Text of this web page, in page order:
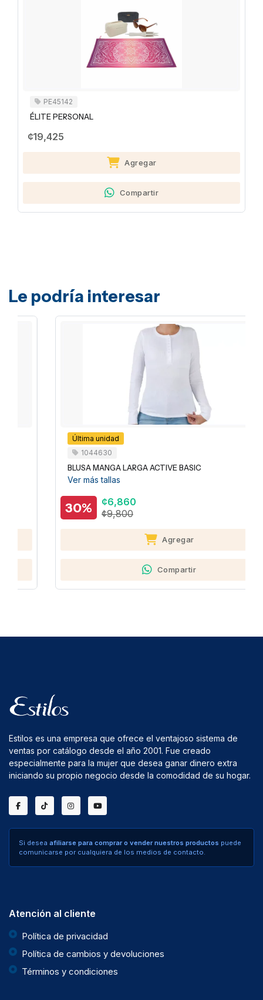
PE45142
ÉLITE PERSONAL
¢19,425
Agregar
Compartir
Le podría interesar
Última unidad
1044630
BLUSA MANGA LARGA ACTIVE BASIC
Ver más tallas
¢6,860
¢9,800
Agregar
Compartir
Estilos es una empresa que ofrece el ventajoso sistema de
ventas por catálogo desde el año 2001. Fue creado
especialmente para la mujer que desea ganar dinero extra
iniciando su propio negocio desde la comodidad de su hogar.
Si desea afiliarse para comprar o vender nuestros productos puede
comunicarse por cualquiera de los medios de contacto.
Atención al cliente
Política de privacidad
Política de cambios y devoluciones
Términos y condiciones